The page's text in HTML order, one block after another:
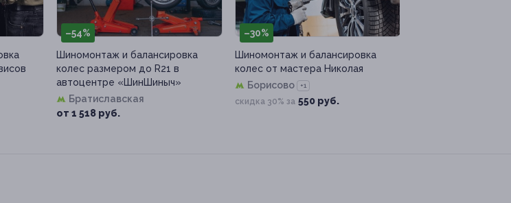
–54%
Шиномонтаж и балансировка
колес размером до R21 в
автоцентре «ШинШиныч»
Братиславская
от 1 518 руб.
–30%
Шиномонтаж и балансировка
колес от мастера Николая
Борисово
+1
скидка 30% за 550 руб.